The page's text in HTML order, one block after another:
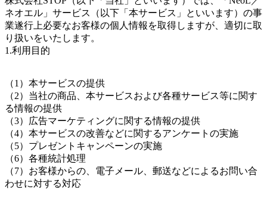
ネオエル」サービス（以下「本サービス」といいます）の事
業遂行上必要なお客様の個人情報を取得しますが、適切に取
り扱いをいたします。
1.利用目的
（1）本サービスの提供
（2）当社の商品、本サービスおよび各種サービス等に関す
る情報の提供
（3）広告マーケティングに関する情報の提供
（4）本サービスの改善などに関するアンケートの実施
（5）プレゼントキャンペーンの実施
（6）各種統計処理
（7）お客様からの、電子メール、郵送などによるお問い合
わせに対する対応